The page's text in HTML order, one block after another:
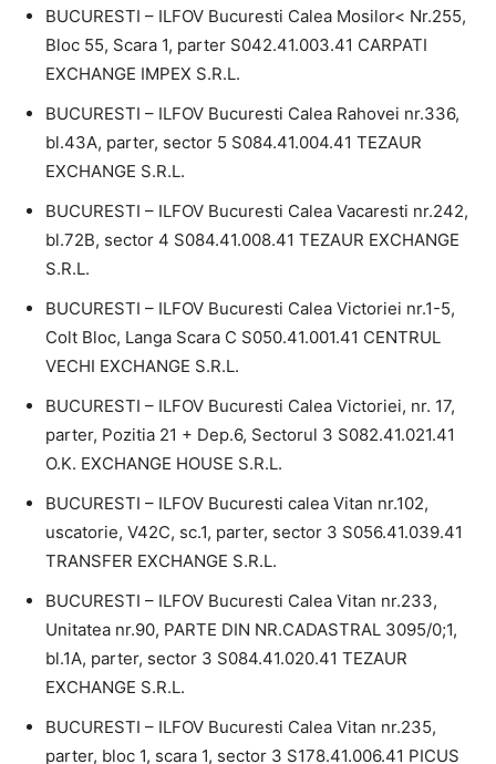
BUCURESTI – ILFOV Bucuresti Calea Mosilor< Nr.255,
Bloc 55, Scara 1, parter S042.41.003.41 CARPATI
EXCHANGE IMPEX S.R.L.
BUCURESTI – ILFOV Bucuresti Calea Rahovei nr.336,
bl.43A, parter, sector 5 S084.41.004.41 TEZAUR
EXCHANGE S.R.L.
BUCURESTI – ILFOV Bucuresti Calea Vacaresti nr.242,
bl.72B, sector 4 S084.41.008.41 TEZAUR EXCHANGE
S.R.L.
BUCURESTI – ILFOV Bucuresti Calea Victoriei nr.1-5,
Colt Bloc, Langa Scara C S050.41.001.41 CENTRUL
VECHI EXCHANGE S.R.L.
BUCURESTI – ILFOV Bucuresti Calea Victoriei, nr. 17,
parter, Pozitia 21 + Dep.6, Sectorul 3 S082.41.021.41
O.K. EXCHANGE HOUSE S.R.L.
BUCURESTI – ILFOV Bucuresti calea Vitan nr.102,
uscatorie, V42C, sc.1, parter, sector 3 S056.41.039.41
TRANSFER EXCHANGE S.R.L.
BUCURESTI – ILFOV Bucuresti Calea Vitan nr.233,
Unitatea nr.90, PARTE DIN NR.CADASTRAL 3095/0;1,
bl.1A, parter, sector 3 S084.41.020.41 TEZAUR
EXCHANGE S.R.L.
BUCURESTI – ILFOV Bucuresti Calea Vitan nr.235,
parter, bloc 1, scara 1, sector 3 S178.41.006.41 PICUS